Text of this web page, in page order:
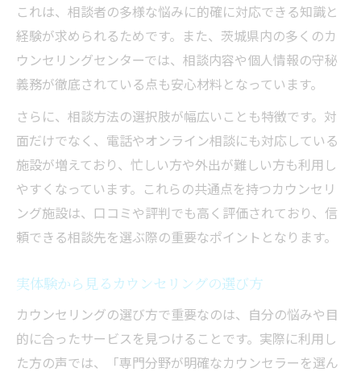
これは、相談者の多様な悩みに的確に対応できる知識と
経験が求められるためです。また、茨城県内の多くのカ
ウンセリングセンターでは、相談内容や個人情報の守秘
義務が徹底されている点も安心材料となっています。
さらに、相談方法の選択肢が幅広いことも特徴です。対
面だけでなく、電話やオンライン相談にも対応している
施設が増えており、忙しい方や外出が難しい方も利用し
やすくなっています。これらの共通点を持つカウンセリ
ング施設は、口コミや評判でも高く評価されており、信
頼できる相談先を選ぶ際の重要なポイントとなります。
実体験から見るカウンセリングの選び方
カウンセリングの選び方で重要なのは、自分の悩みや目
的に合ったサービスを見つけることです。実際に利用し
た方の声では、「専門分野が明確なカウンセラーを選ん